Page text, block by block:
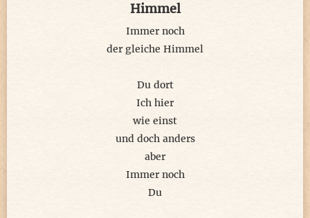
Im Schoß das leere Blatt Papier,
verliert sie auch ihr Lächeln nicht.
vom bittersüßen, schweren Wein.
Das Buch, in dem sie etwas las,
schläferte sie beinahe ein.
Doch dann schreibt sie von ´Heute´ weiter.
Kommt erst am nächsten Morgen an.
Düsteres schreibt sie - traurig, heiter -
Himmel
Immer noch
der gleiche Himmel
Du dort
Ich hier
wie einst
und doch anders
aber
Immer noch
Du